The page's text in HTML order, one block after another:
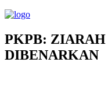
PKPB:
DIBENARKAN